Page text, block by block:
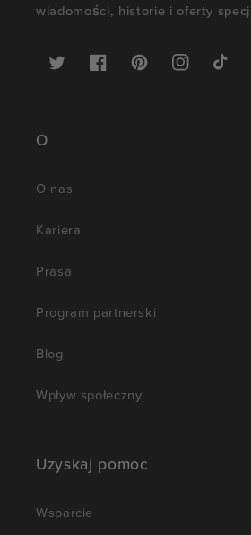
wiadomości, historie i oferty
Twitter FacebookPinterestInstagramTikTok
O
O nas
Kariera
Prasa
Program partnerski
Blog
Wpływ społeczny
Uzyskaj pomoc
Wsparcie